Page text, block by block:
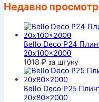
Недавно
Bello Deco P24
20x100x2000
1018 ₽ за штуку
Bello Deco P25
20x80x2000